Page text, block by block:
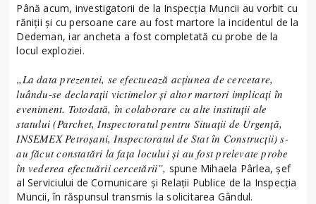
Până acum, investigatorii de la Inspecția Muncii au vorbit cu
răniții și cu persoane care au fost martore la incidentul de la
Dedeman, iar ancheta a fost completată cu probe de la
locul exploziei.
„La data prezentei, se efectuează acțiunea de cercetare,
luându-se declarații victimelor și altor martori implicați în
eveniment. Totodată, în colaborare cu alte instituții ale
statului (Parchet, Inspectoratul pentru Situații de Urgență,
INSEMEX Petroșani, Inspectoratul de Stat în Construcții) s-
au făcut constatări la fața locului și au fost prelevate probe
în vederea efectuării cercetării”, spune Mihaela Pârlea, șef
al Serviciului de Comunicare și Relații Publice de la Inspecția
Muncii, în răspunsul transmis la solicitarea Gândul.